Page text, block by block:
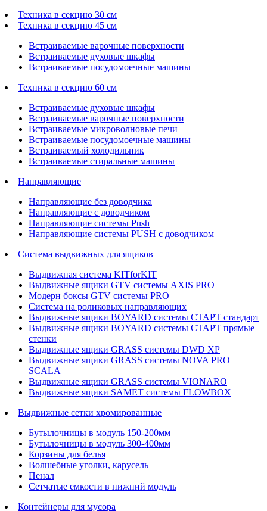
Техника в секцию 30 см
Техника в секцию 45 см
Встраиваемые варочные поверхности
Встраиваемые духовые шкафы
Встраиваемые посудомоечные машины
Техника в секцию 60 см
Встраиваемые духовые шкафы
Встраиваемые варочные поверхности
Встраиваемые микроволновые печи
Встраиваемые посудомоечные машины
Встраиваемый холодильник
Встраиваемые стиральные машины
Направляющие
Направляющие без доводчика
Направляющие с доводчиком
Направляющие системы Push
Направляющие системы PUSH с доводчиком
Система выдвижных для ящиков
Выдвижная система KITforKIT
Выдвижные ящики GTV системы AXIS PRO
Модерн боксы GTV системы PRO
Система на роликовых направляющих
Выдвижные ящики BOYARD системы СТАРТ стандарт
Выдвижные ящики BOYARD системы СТАРТ прямые
стенки
Выдвижные ящики GRASS системы DWD XP
Выдвижные ящики GRASS системы NOVA PRO
SCALA
Выдвижные ящики GRASS системы VIONARO
Выдвижные ящики SAMET системы FLOWBOX
Выдвижные сетки хромированные
Бутылочницы в модуль 150-200мм
Бутылочницы в модуль 300-400мм
Корзины для белья
Волшебные уголки, карусель
Пенал
Cетчатые емкости в нижний модуль
Контейнеры для мусора